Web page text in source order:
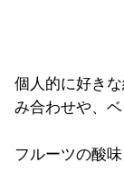
個人的に好き
み合わせや、ベ
フルーツの酸